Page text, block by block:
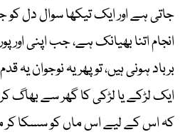
جاتی ہے اور ایک تیکھا سوال دل
انجام اتنا بھیانک ہے، جب اپنی
برباد ہونی ہیں، تو پھر یہ نوجوان یہ
ایک لڑکے یا لڑکی کا گھر سے بھاگ
کہ اس کے لیے اس ماں کو سسکا کر